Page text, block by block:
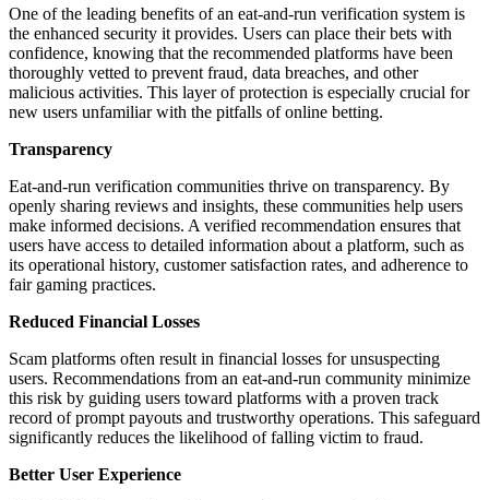
One of the leading benefits of an eat-and-run verification system is
the enhanced security it provides. Users can place their bets with
confidence, knowing that the recommended platforms have been
thoroughly vetted to prevent fraud, data breaches, and other
malicious activities. This layer of protection is especially crucial for
new users unfamiliar with the pitfalls of online betting.
Transparency
Eat-and-run verification communities thrive on transparency. By
openly sharing reviews and insights, these communities help users
make informed decisions. A verified recommendation ensures that
users have access to detailed information about a platform, such as
its operational history, customer satisfaction rates, and adherence to
fair gaming practices.
Reduced Financial Losses
Scam platforms often result in financial losses for unsuspecting
users. Recommendations from an eat-and-run community minimize
this risk by guiding users toward platforms with a proven track
record of prompt payouts and trustworthy operations. This safeguard
significantly reduces the likelihood of falling victim to fraud.
Better User Experience